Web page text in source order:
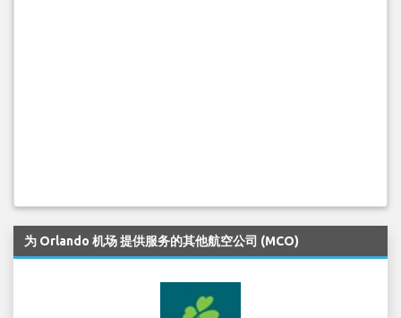
为 Orlando 机场 提供服务的其他航空公司 (MCO)